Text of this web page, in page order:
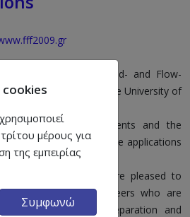
Symposium on Field- and Flow-
held on the campus of the University of
on new developments and the
scale versions of the applications
Committee we are pleased to
all scientists and engineers who are
achievements on separation and
μέρους για
της εμπειρίας
Συμφωνώ